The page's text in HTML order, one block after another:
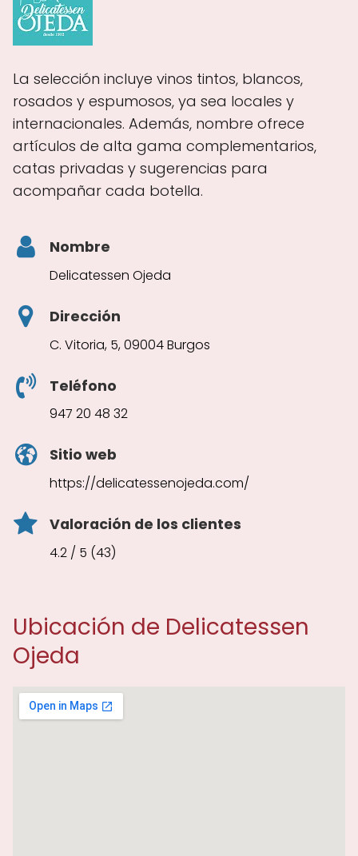
La selección incluye vinos tintos, blancos,
rosados y espumosos, ya sea locales y
internacionales. Además, nombre ofrece
artículos de alta gama complementarios,
catas privadas y sugerencias para
acompañar cada botella.
Nombre
Delicatessen Ojeda
Dirección
C. Vitoria, 5, 09004 Burgos
Teléfono
947 20 48 32
Sitio web
https://delicatessenojeda.com/
Valoración de los clientes
4.2 / 5 (43)
Ubicación de Delicatessen
Ojeda